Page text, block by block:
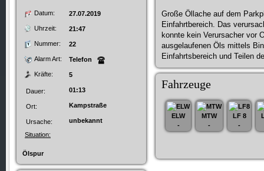
Datum: 27.07.2019
Uhrzeit: 21:47
Nummer: 22
Alarm Art: Telefon
Kräfte: 5
Dauer: 01:13
Ort: Kampstraße
Ursache:
unbekannt
Situation:
Ölspur
Große Öllache auf dem
Einfahrtbereich. Das
konnte kein Verursacher vor
ausgelaufenen Öls mittels
Einfahrtsbereich und Teilen
Fahrzeuge
ELW
-
MTW
-
LF 8
-